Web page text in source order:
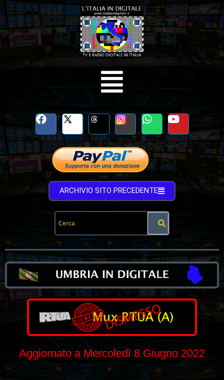
ARCHIVIO SITO PRECEDENTE
Aggiornato a Mercoledì 8 Giugno 2022